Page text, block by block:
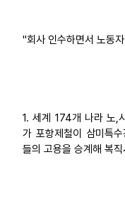
"회사 인수하면서 노동
1. 세계 174개 나라 노,
가 포항제철이 삼미특
들의 고용을 승계해 복